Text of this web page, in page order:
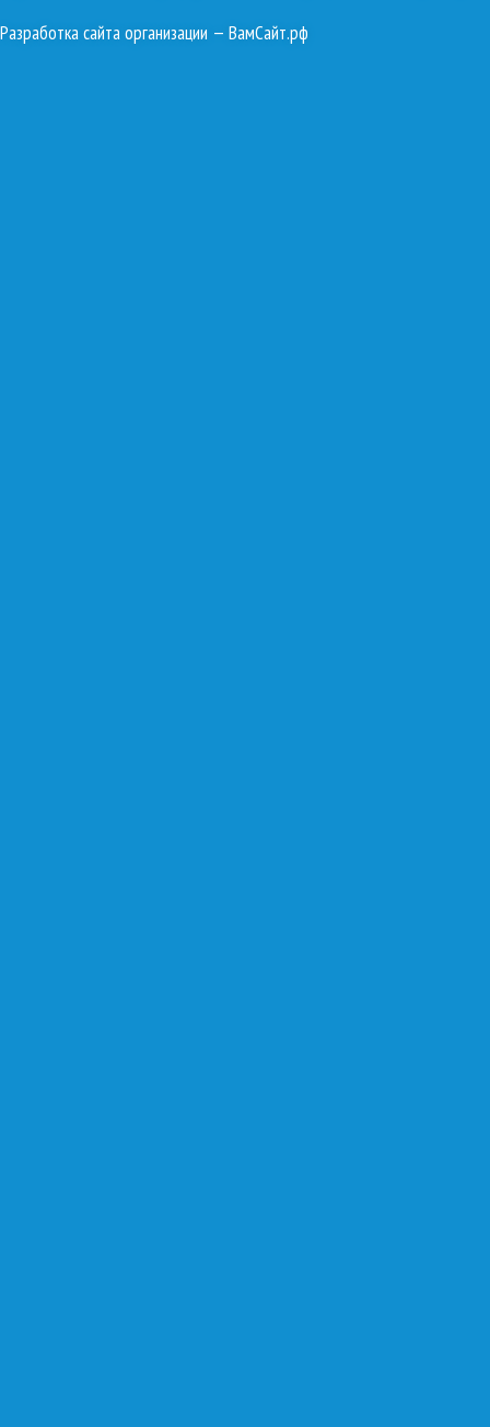
Разработка сайта организации — ВамСайт.рф